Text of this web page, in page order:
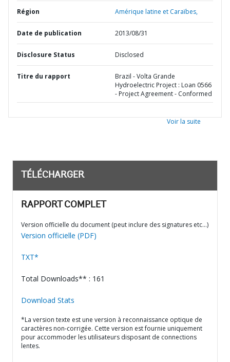
Région Amérique latine et Caraïbes,
Date de publication 2013/08/31
Disclosure Status Disclosed
Titre du rapport
Brazil - Volta Grande
Hydroelectric Project : Loan 0566
- Project Agreement - Conformed
Voir la suite
TÉLÉCHARGER
RAPPORT COMPLET
Version officielle du document (peut inclure des signatures etc…)
Version officielle (PDF)
TXT*
Total Downloads** : 161
Download Stats
*La version texte est une version à reconnaissance optique de
caractères non-corrigée. Cette version est fournie uniquement
pour accommoder les utilisateurs disposant de connections
lentes.